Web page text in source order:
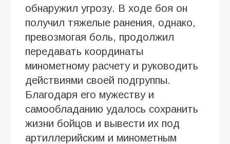
обнаружил угрозу. В ходе боя он
получил тяжелые ранения, однако,
превозмогая боль, продолжил
передавать координаты
минометному расчету и руководить
действиями своей подгруппы.
Благодаря его мужеству и
самообладанию удалось сохранить
жизни бойцов и вывести их под
артиллерийским и минометным